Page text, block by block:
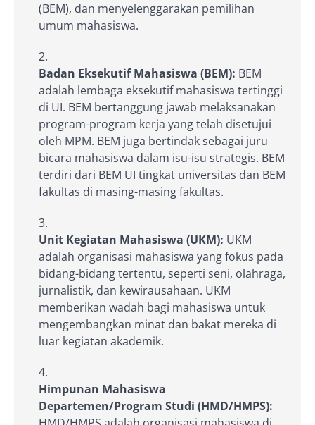
(BEM), dan menyelenggarakan pemilihan
umum mahasiswa.
Badan Eksekutif Mahasiswa (BEM): BEM
adalah lembaga eksekutif mahasiswa tertinggi
di UI. BEM bertanggung jawab melaksanakan
program-program kerja yang telah disetujui
oleh MPM. BEM juga bertindak sebagai juru
bicara mahasiswa dalam isu-isu strategis. BEM
terdiri dari BEM UI tingkat universitas dan BEM
fakultas di masing-masing fakultas.
Unit Kegiatan Mahasiswa (UKM): UKM
adalah organisasi mahasiswa yang fokus pada
bidang-bidang tertentu, seperti seni, olahraga,
jurnalistik, dan kewirausahaan. UKM
memberikan wadah bagi mahasiswa untuk
mengembangkan minat dan bakat mereka di
luar kegiatan akademik.
Himpunan Mahasiswa
Departemen/Program Studi (HMD/HMPS):